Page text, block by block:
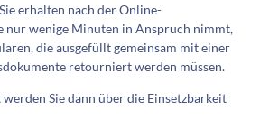
erhalten nach der Online-
nur wenige Minuten in Anspruch nimmt,
die ausgefüllt gemeinsam mit einer
retourniert werden müssen.
Sie dann über die Einsetzbarkeit